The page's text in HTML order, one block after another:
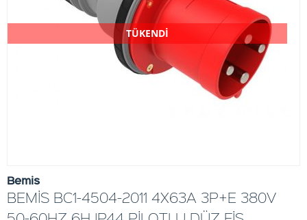
TÜKENDİ
Bemis
BEMİS BC1-4504-2011 4X63A 3P+E 380V